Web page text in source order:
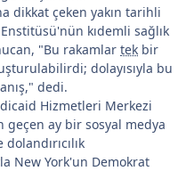
dikkat çeken yakın tarihli
kıdemli sağlık
"Bu rakamlar tek bir
dolayısıyla bu
dedi.
Hizmetleri Merkezi
geçen ay bir sosyal medya
New York'un Demokrat